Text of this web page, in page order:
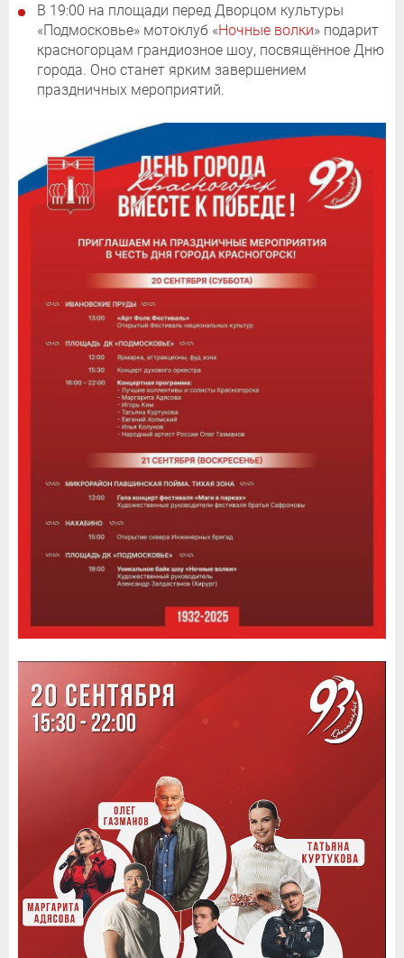
В 19:00 на площади перед Дворцом культуры
«Подмосковье» мотоклуб «Ночные волки» подарит
красногорцам грандиозное шоу, посвящённое Дню
города. Оно станет ярким завершением
праздничных мероприятий.